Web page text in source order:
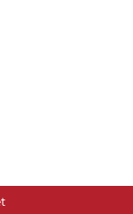
og dankort